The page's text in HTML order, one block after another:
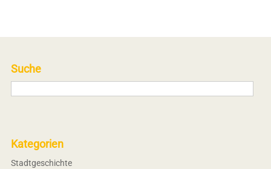
Suche
Kategorien
Stadtgeschichte